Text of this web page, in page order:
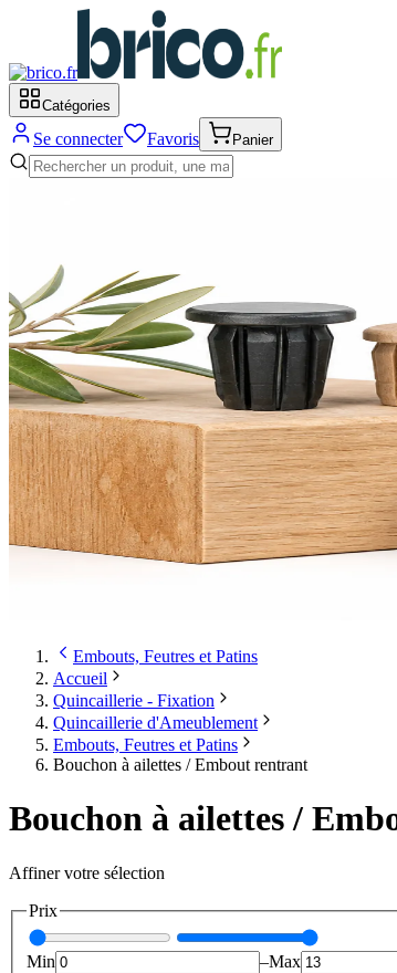
Catégories
Se connecter Favoris Panier
Embouts, Feutres et Patins
Accueil
Quincaillerie - Fixation
Quincaillerie d'Ameublement
Embouts, Feutres et Patins
Bouchon à ailettes / Embout rentrant
Bouchon à ailettes /
Affiner votre sélection
Prix
Min –Max